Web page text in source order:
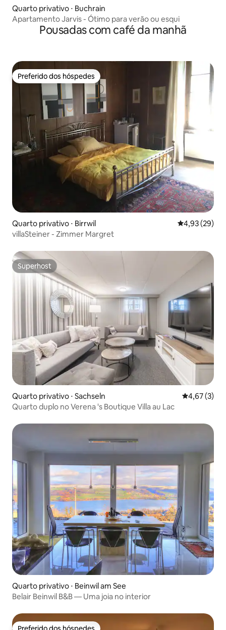
Quarto privativo ⋅ Buchrain
Apartamento Jarvis - Ótimo para verão ou esqui
Pousadas com café da manhã
Preferido dos hóspedes
Preferido dos hóspedes
Quarto privativo ⋅ Birrwil 4,93 de uma
4,93 (29)
villaSteiner - Zimmer Margret
Superhost
Superhost
Quarto privativo ⋅ Sachseln 4,67 de
4,67 (3)
Quarto duplo no Verena 's Boutique Villa au Lac
Quarto privativo ⋅ Beinwil am See
Belair Beinwil B&B — Uma joia no interior